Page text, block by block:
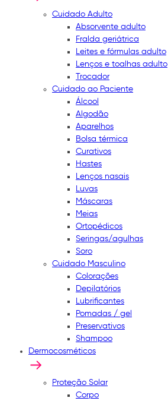
Cuidado Adulto
Absorvente adulto
Fralda geriátrica
Leites e fórmulas adulto
Lenços e toalhas adulto
Trocador
Cuidado ao Paciente
Álcool
Algodão
Aparelhos
Bolsa térmica
Curativos
Hastes
Lenços nasais
Luvas
Máscaras
Meias
Ortopédicos
Seringas/agulhas
Soro
Cuidado Masculino
Colorações
Depilatórios
Lubrificantes
Pomadas / gel
Preservativos
Shampoo
Dermocosméticos
Proteção Solar
Corpo